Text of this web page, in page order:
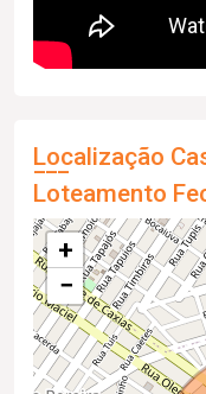
Localização
Loteamento
+
−